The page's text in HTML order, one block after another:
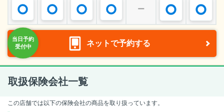
ー
ネットで予約する
取扱保険会社一覧
この店舗では以下の保険会社の商品を取り扱っています。